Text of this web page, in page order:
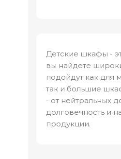
Детские шкафы -
вы найдете
подойдут как для
так и большие
- от нейтральных
долговечность и
продукции.